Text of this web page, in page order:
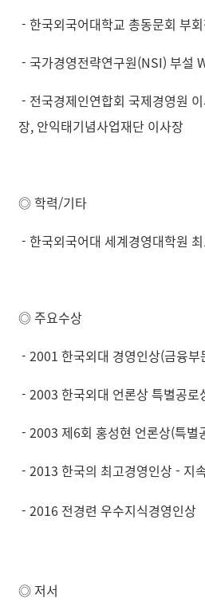
- 한국외국어대학교 총동문회 부
- 국가경영전략연구원(NSI) 부설
- 전국경제인연합회 국제경영원
장, 안익태기념사업재단 이사장
◎ 학력/기타
- 한국외국어대 세계경영대학원
◎ 주요수상
- 2001 한국외대 경영인상(금융부
- 2003 한국외대 언론상 특별공로
- 2003 제6회 홍성현 언론상(특별
- 2013 한국의 최고경영인상 - 지
- 2016 전경련 우수지식경영인상
◎ 저서